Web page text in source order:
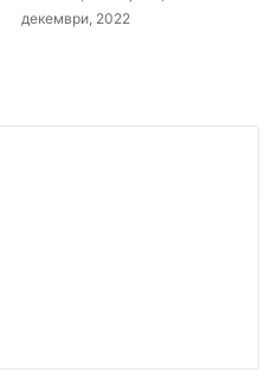
декември, 2022